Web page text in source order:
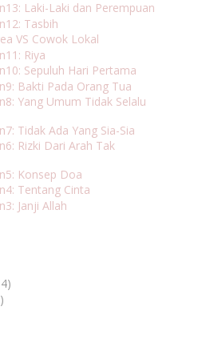
Laki-Laki dan Perempuan
Tasbih
VS Cowok Lokal
Riya
Sepuluh Hari Pertama
Bakti Pada Orang Tua
Yang Umum Tidak Selalu
Tidak Ada Yang Sia-Sia
Rizki Dari Arah Tak
Konsep Doa
Tentang Cinta
Janji Allah